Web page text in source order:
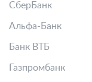
СберБанк
Альфа-Банк
Банк ВТБ
Газпромбанк